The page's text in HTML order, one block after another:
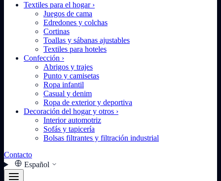
Textiles para el hogar ›
Juegos de cama
Edredones y colchas
Cortinas
Toallas y sábanas ajustables
Textiles para hoteles
Confección ›
Abrigos y trajes
Punto y camisetas
Ropa infantil
Casual y denim
Ropa de exterior y deportiva
Decoración del hogar y otros ›
Interior automotriz
Sofás y tapicería
Bolsas filtrantes y filtración industrial
Contacto
Español